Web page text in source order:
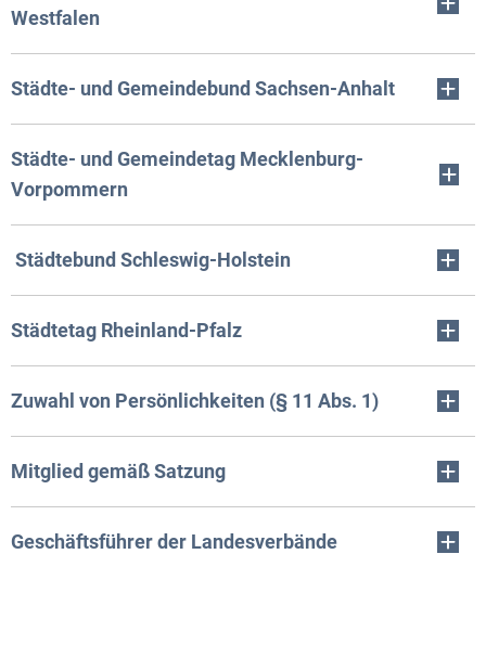
Westfalen
Städte- und Gemeindebund Sachsen-Anhalt
Städte- und Gemeindetag Mecklenburg-
Vorpommern
Städtebund Schleswig-Holstein
Städtetag Rheinland-Pfalz
Zuwahl von Persönlichkeiten (§ 11 Abs. 1)
Mitglied gemäß Satzung
Geschäftsführer der Landesverbände